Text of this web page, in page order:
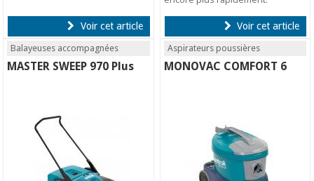
Voir cet article Voir cet article
Balayeuses accompagnées
MASTER SWEEP 970 Plus
Aspirateurs poussières
MONOVAC COMFORT 6